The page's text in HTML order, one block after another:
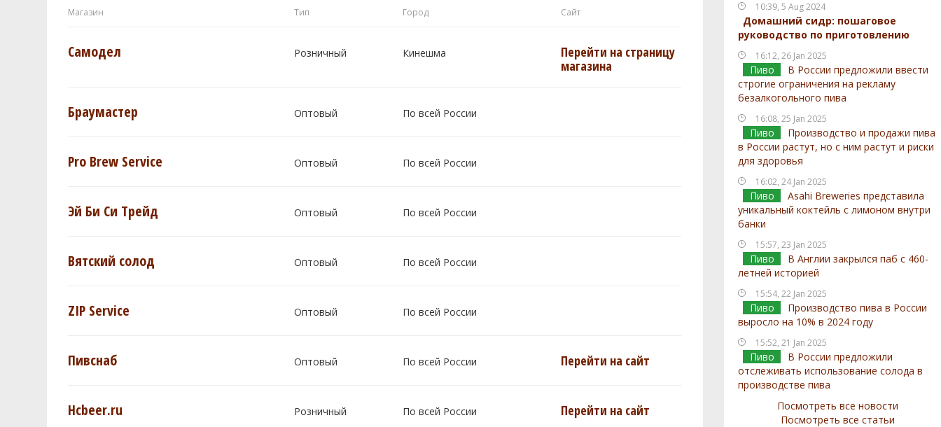
10:39, 5 Aug 2024
Домашний сидр: пошаговое
руководство по приготовлению
16:12, 26 Jan 2025
Пиво
В России предложили ввести
строгие ограничения на рекламу
безалкогольного пива
16:08, 25 Jan 2025
Пиво
Производство и продажи пива
в России растут, но с ним растут и риски
для здоровья
16:02, 24 Jan 2025
Пиво
Asahi Breweries представила
уникальный коктейль с лимоном внутри
банки
15:57, 23 Jan 2025
Пиво
В Англии закрылся паб с 460-
летней историей
15:54, 22 Jan 2025
Пиво
Производство пива в России
выросло на 10% в 2024 году
15:52, 21 Jan 2025
Пиво
В России предложили
отслеживать использование солода в
производстве пива
Посмотреть все новости
Посмотреть все статьи
Магазин Тип Город Сайт
Самодел Розничный Кинешма
Перейти на страницу
магазина
Браумастер Оптовый По всей России
Pro Brew Service Оптовый По всей России
Эй Би Си Трейд Оптовый По всей России
Вятский солод Оптовый По всей России
ZIP Service Оптовый По всей России
Пивснаб Оптовый По всей России Перейти на сайт
Hcbeer.ru Розничный По всей России Перейти на сайт